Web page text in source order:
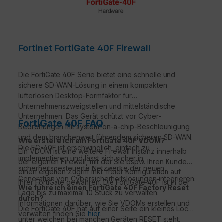
Fortinet FortiGate 40F Firewall
Die FortiGate 40F Serie bietet eine schnelle und
sichere SD-WAN-Lösung in einem kompakten
lüfterlosen Desktop-Formfaktor für
Unternehmenszweigstellen und mittelständische
Unternehmen. Das Gerät schützt vor Cyber-
Bedrohungen mit system-on-a-chip-Beschleunigung
und dem branchenweit führendem sicheren SD-WAN.
Die FG-40F ist erschwinglich, einfach zu
implementieren und lässt sich sicher in
sicherheitsgesteuerte Netzwerke der neuen
Generation von Cybersicherheitslösungen integrieren.
FortiGate 40F FAQ
Wie erstelle ich ein FortiGate 40F VDOM?
Ein VDOM ist eine weitere Firewall Instanz innerhalb
der eigenen Firewall, mit der Sie bspw. Ihren Kunden
einen eigenen Zugriff inkl. freier Konfiguration auf
Ihrer FortiGate gewähren. Die FortiGate 40F ist in der
Lage bis zu maximal 10 Stück zu verwalten.
Informationen darüber, wie Sie VDOMs erstellen und
verwalten finden Siehier.
Wie führe ich einen FortiGate 40F Factory Reset
durch?
Die FortiGate 40F hat auf einer Seite ein kleines Loch,
unter welchen bei manchen Geräten RESET steht.